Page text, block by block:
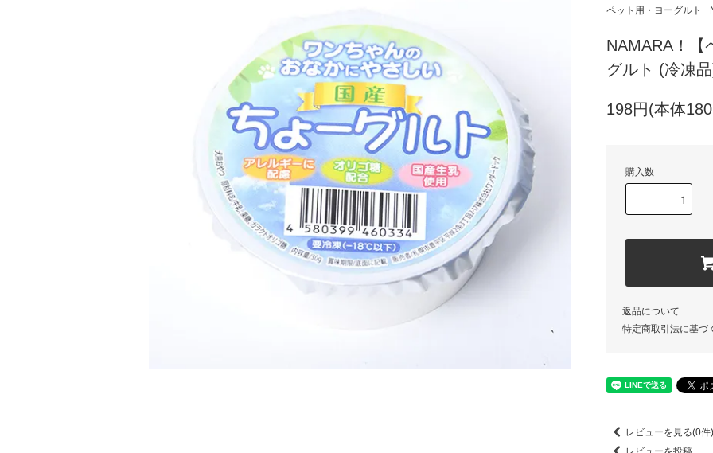
ペット用・ヨーグルト
NAMARA！【
グルト (冷凍
198円(本体
購入数
返品について
特定商取引法に基づ
レビューを見る(0件)